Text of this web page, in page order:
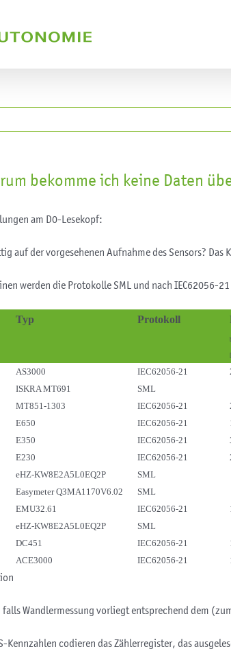
bekomme ich keine Daten
am D0-Lesekopf:
auf der vorgesehenen Aufnahme des Sensors? Das
werden die Protokolle SML und nach IEC62056-
Typ Protokoll
AS3000 IEC62056-21
ISKRA MT691
SML
MT851-1303 IEC62056-21
E650 IEC62056-21
E350 IEC62056-21
E230 IEC62056-21
eHZ-KW8E2A5L0EQ2P
SML
Easymeter Q3MA1170V6.02
SML
EMU32.61 IEC62056-21
eHZ-KW8E2A5L0EQ2P
SML
DC451 IEC62056-21
ACE3000 IEC62056-21
Wandlermessung vorliegt entsprechend dem
Kennzahlen codieren das Zählerregister, das